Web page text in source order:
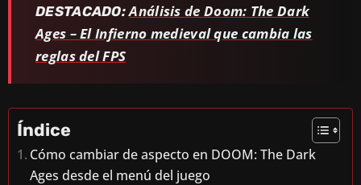
DESTACADO:Análisis de Doom: The Dark
Ages – El Infierno medieval que cambia las
reglas del FPS
Índice
Cómo cambiar de aspecto en DOOM: The Dark
Ages desde el menú del juego